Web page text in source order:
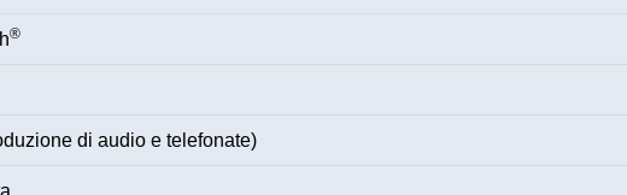
®
di audio e telefonate)